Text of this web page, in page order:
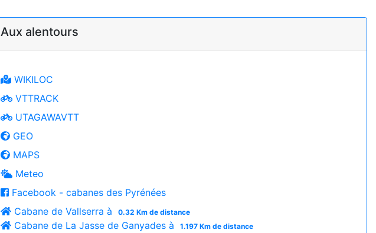
Aux alentours
WIKILOC
VTTRACK
UTAGAWAVTT
GEO
MAPS
Meteo
Facebook - cabanes des Pyrénées
Cabane de Vallserra à
0.32 Km de distance
Cabane de La Jasse de Ganyades à 1.197 Km de distance